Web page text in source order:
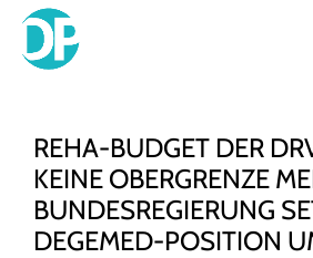
Skip
REHA-BUDGET DER
KEINE OBERGRENZE
BUNDESREGIERUNG
DEGEMED-POSITION